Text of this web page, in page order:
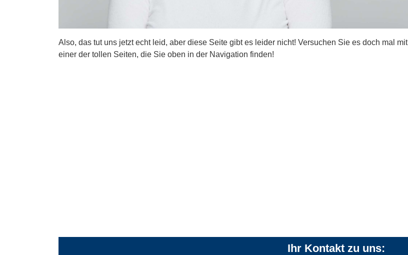
Also, das tut uns jetzt echt leid, aber diese Seite gibt es leider nicht! Versuchen Sie es doch mal mit
einer der tollen Seiten, die Sie oben in der Navigation finden!
Ihr Kontakt zu uns: